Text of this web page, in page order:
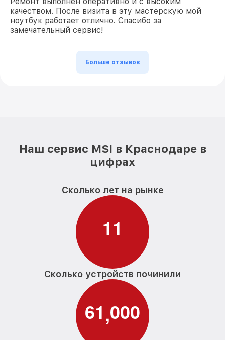
качеством. После визита в эту мастерскую мой
ноутбук работает отлично. Спасибо за
замечательный сервис!
Больше отзывов
Наш сервис MSI в Краснодаре в
цифрах
Сколько лет на рынке
11
Сколько устройств починили
61,000